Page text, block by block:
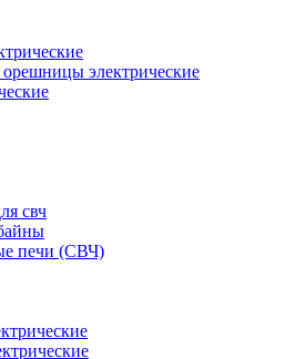
электрические
свч
печи (СВЧ)